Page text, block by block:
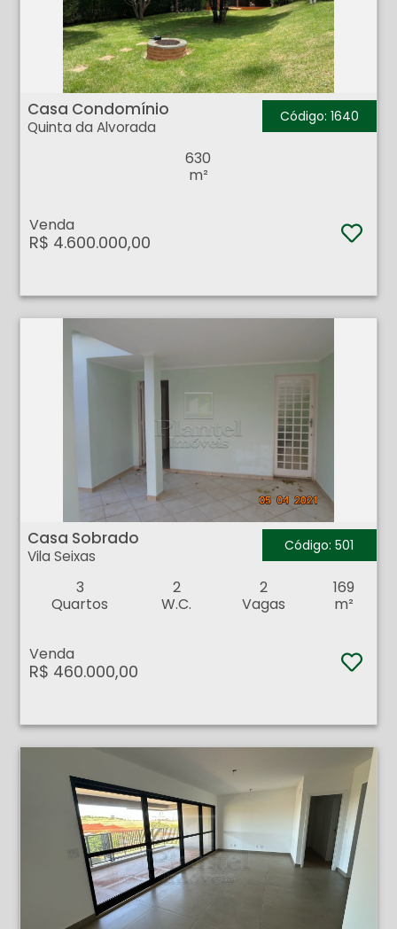
Casa Condomínio - Quinta da Alvorada - Ribeirão Preto
Casa Condomínio
Quinta da Alvorada
Código: 1640
630
m²
Venda
R$ 4.600.000,00
Casa Sobrado - Vila Seixas - Ribeirão Preto
Casa Sobrado
Vila Seixas
Código: 501
3
Quartos
2
W.C.
2
Vagas
169
m²
Venda
R$ 460.000,00